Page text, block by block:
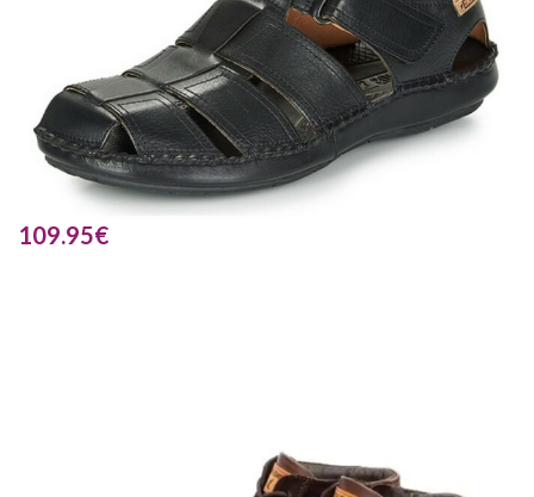
109.95€